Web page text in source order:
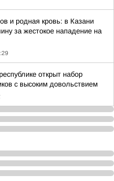
и родная кровь: в Казани
за жестокое нападение на
открыт набор
с высоким довольствием